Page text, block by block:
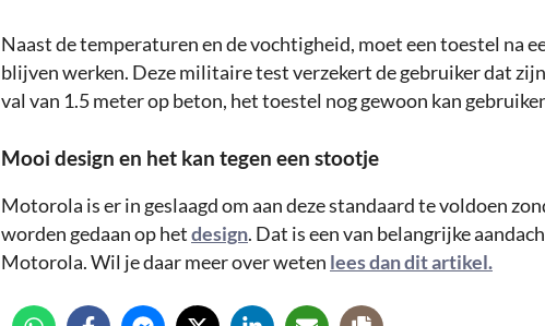
Naast de temperaturen en de vochtigheid, moet een toestel na
blijven werken. Deze militaire test verzekert de gebruiker dat
val van 1.5 meter op beton, het toestel nog gewoon kan
Mooi design en het kan tegen een stootje
Motorola is er in geslaagd om aan deze standaard te voldoen
worden gedaan op hetdesign. Dat is een van belangrijke
Motorola. Wil je daar meer over weten lees dan dit artikel.